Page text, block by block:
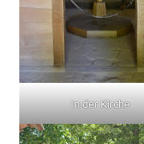
In der Kirche